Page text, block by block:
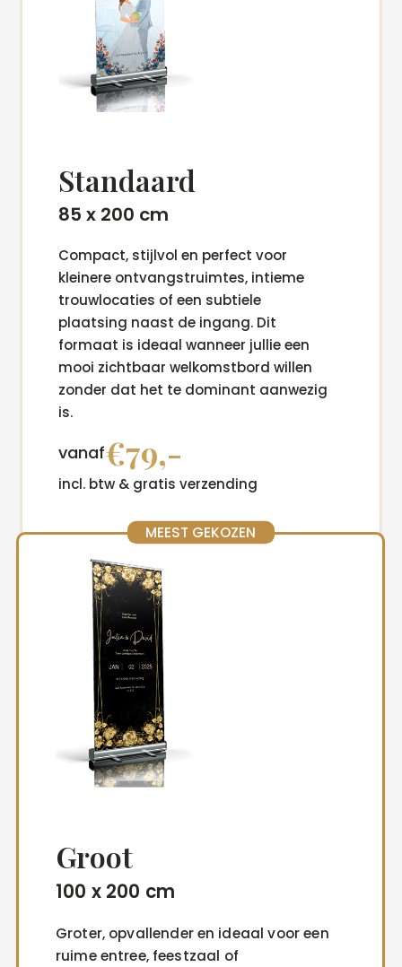
Standaard
85 x 200 cm
Compact, stijlvol en perfect voor
kleinere ontvangstruimtes, intieme
trouwlocaties of een subtiele
plaatsing naast de ingang. Dit
formaat is ideaal wanneer jullie een
mooi zichtbaar welkomstbord willen
zonder dat het te dominant aanwezig
is.
vanaf€79,-
incl. btw & gratis verzending
Groot
100 x 200 cm
Groter, opvallender en ideaal voor een
ruime entree, feestzaal of
MEEST GEKOZEN